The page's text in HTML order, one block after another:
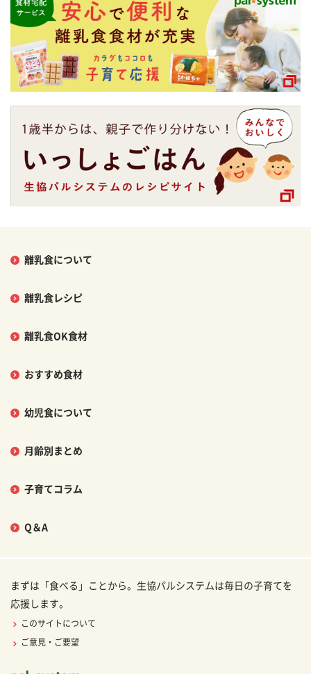
離乳食について
離乳食レシピ
離乳食OK食材
おすすめ食材
幼児食について
月齢別まとめ
子育てコラム
Q＆A
まずは「食べる」ことから。生協パルシステムは毎日の子育てを
応援します。
このサイトについて
ご意見・ご要望